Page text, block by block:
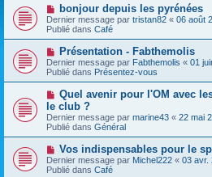
N
o
u
v
e
a
u
m
e
s
s
a
g
e
bonjour depuis les pyrénées
Dernier message par tristan82 « 06 août
Publié dans Café
N
o
u
v
a
u
m
e
s
s
g
e
Présentation - Fabthemolis
Dernier message par Fabthemolis « 01
Publié dans Présentez-vous
N
u
v
e
a
u
m
e
Quel avenir pour l'OM avec
le club ?
Dernier message par marine43 « 22 mai
Publié dans Général
N
o
u
Vos indispensables pour le
Dernier message par Michel222 « 03 avr.
Publié dans Café